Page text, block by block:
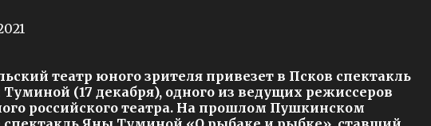
театр юного зрителя привезет в Псков спектакль
(17 декабря), одного из ведущих режиссеров
российского театра. На прошлом Пушкинском